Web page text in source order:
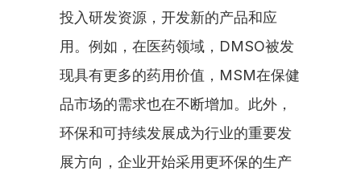
投入研发资源，开发新的产品和应
用。例如，在医药领域，DMSO被发
现具有更多的药用价值，MSM在保健
品市场的需求也在不断增加。此外，
环保和可持续发展成为行业的重要发
展方向，企业开始采用更环保的生产